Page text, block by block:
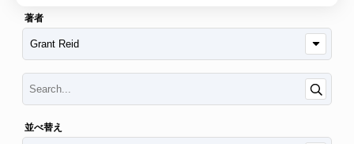
著者
並べ替え